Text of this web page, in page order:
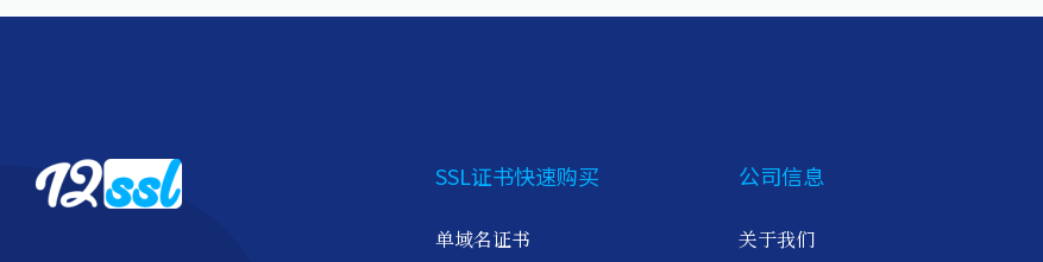
SSL证书快速购买
单域名证书
公司信息
关于我们